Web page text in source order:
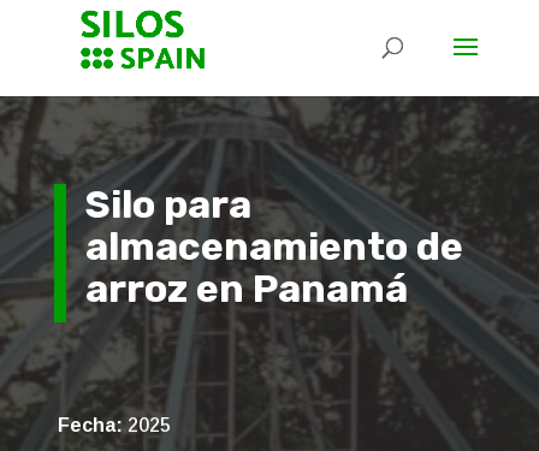
Silo para
almacenamiento de
arroz en Panamá
Fecha: 2025